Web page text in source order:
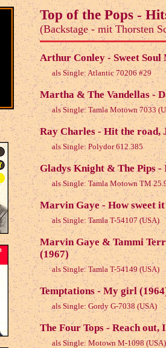
Top of the Pops -
(Backstage - mit Thorsten
Arthur Conley - Sweet Soul
als Single: Atlantic 70206 #29
Martha & The Vandellas -
als Single: Tamla Motown 7033
Ray Charles - Hit the road,
als Single: Polydor 612.385
Gladys Knight & The Pips
als Single: Tamla Motown TM
Marvin Gaye - How sweet
als Single: Tamla T-54107 (USA)
Marvin Gaye & Tammi
(1967)
als Single: Tamla T-54149 (USA)
Temptations - My girl
als Single: Gordy G-7038 (USA)
The Four Tops - Reach
als Single: Motown M-1098